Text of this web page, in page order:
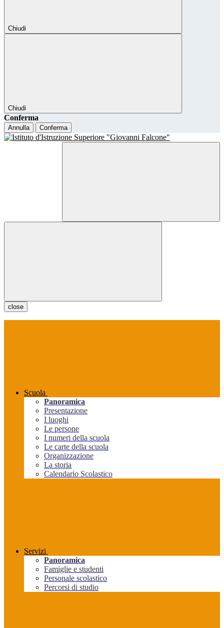
Chiudi
Chiudi
Conferma
Annulla Conferma
close
Scuola
Panoramica
Presentazione
I luoghi
Le persone
I numeri della scuola
Le carte della scuola
Organizzazione
La storia
Calendario Scolastico
Servizi
Panoramica
Famiglie e studenti
Personale scolastico
Percorsi di studio